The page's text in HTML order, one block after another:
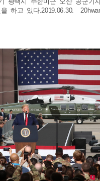
하고 있다.2019.06.30.